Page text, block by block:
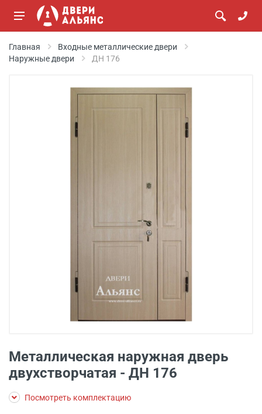
Главная
Входные металлические двери
Наружные двери
ДН 176
Металлическая наружная дверь
двухстворчатая - ДН 176
Посмотреть комплектацию